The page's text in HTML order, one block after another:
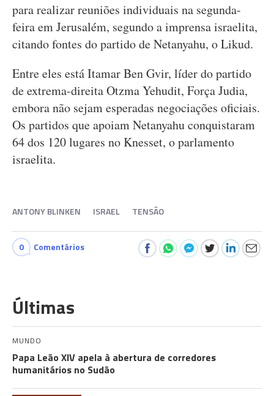
para realizar reuniões individuais na segunda-
feira em Jerusalém, segundo a imprensa israelita,
citando fontes do partido de Netanyahu, o Likud.
Entre eles está Itamar Ben Gvir, líder do partido
de extrema-direita Otzma Yehudit, Força Judia,
embora não sejam esperadas negociações oficiais.
Os partidos que apoiam Netanyahu conquistaram
64 dos 120 lugares no Knesset, o parlamento
israelita.
ANTONY BLINKEN ISRAEL TENSÃO
0 Comentários
Últimas
MUNDO
Papa Leão XIV apela à abertura de corredores
humanitários no Sudão